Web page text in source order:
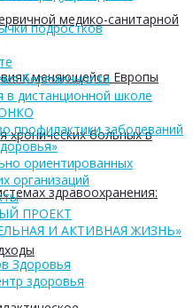
медико-санитарной
меняющейся Европы
хронических больных в
здравоохранения:
подростков
беременности
в дистанционной школе
профилактики заболеваний
ориентированных
организаций
ПРОЕКТ
И АКТИВНАЯ ЖИЗНЬ»
Здоровья
здоровья